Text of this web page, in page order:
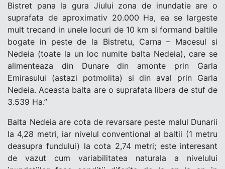
Bistret pana la gura Jiului zona de inundatie are o
suprafata de aproximativ 20.000 Ha, ea se largeste
mult trecand in unele locuri de 10 km si formand baltile
bogate in peste de la Bistretu, Carna – Macesul si
Nedeia (toate la un loc numite balta Nedeia), care se
alimenteaza din Dunare din amonte prin Garla
Emirasului (astazi potmolita) si din aval prin Garla
Nedeia. Aceasta balta are o suprafata libera de stuf de
3.539 Ha.”
Balta Nedeia are cota de revarsare peste malul Dunarii
la 4,28 metri, iar nivelul conventional al baltii (1 metru
deasupra fundului) la cota 2,74 metri; este interesant
de vazut cum variabilitatea naturala a nivelului